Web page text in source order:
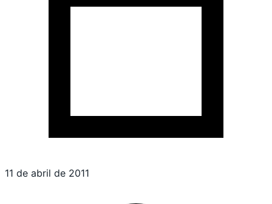
11 de abril de 2011